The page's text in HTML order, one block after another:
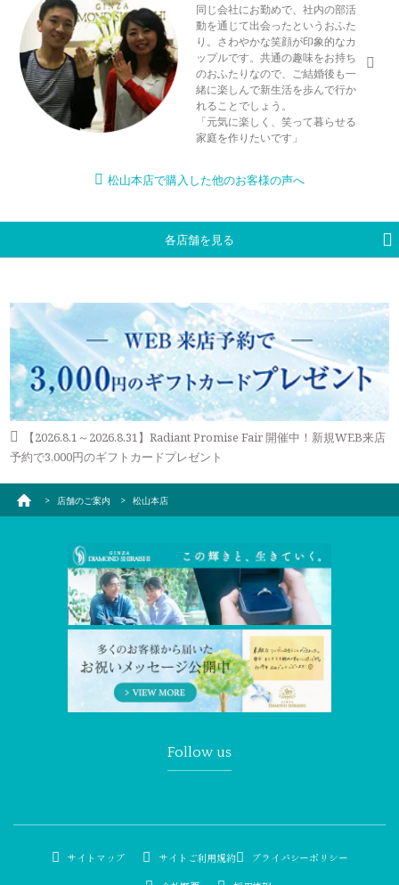
同じ会社にお勤めで、社内の部活
動を通じて出会ったというおふた
り。さわやかな笑顔が印象的なカ
ップルです。共通の趣味をお持ち
のおふたりなので、ご結婚後も一
緒に楽しんで新生活を歩んで行か
れることでしょう。
「元気に楽しく、笑って暮らせる
家庭を作りたいです」
松山本店で購入した他のお客様の声へ
各店舗を見る
【2026.8.1～2026.8.31】Radiant Promise Fair 開催中！新規WEB来店
予約で3,000円のギフトカードプレゼント
店舗のご案内 松山本店
Follow us
サイトマップ サイトご利用規約 プライバシーポリシー